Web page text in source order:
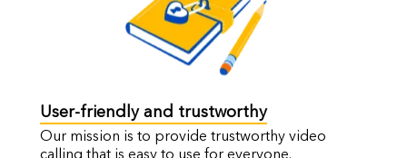
User-friendly and trustworthy
Our mission is to provide trustworthy video
calling that is easy to use for everyone.